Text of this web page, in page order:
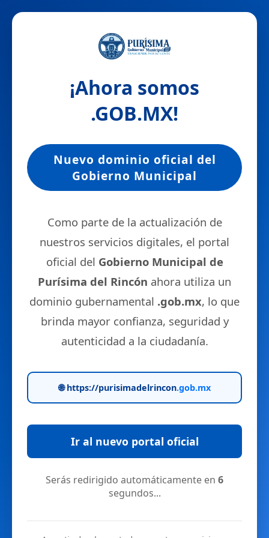
¡Ahora somos
.GOB.MX!
Nuevo dominio oficial del
Gobierno Municipal
Como parte de la actualización de
nuestros servicios digitales, el portal
oficial del Gobierno Municipal de
Purísima del Rincón ahora utiliza un
dominio gubernamental .gob.mx, lo que
brinda mayor confianza, seguridad y
autenticidad a la ciudadanía.
🌐 https://purisimadelrincon.gob.mx
Ir al nuevo portal oficial
Serás redirigido automáticamente en 6
segundos...